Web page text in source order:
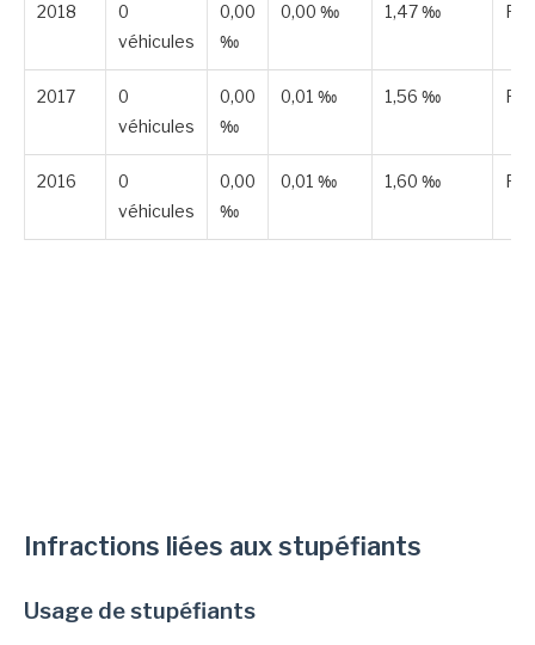
2018
0
véhicules
0,00
‰
0,00 ‰ 1,47 ‰
2017
0
véhicules
0,00
‰
0,01 ‰ 1,56 ‰
2016
0
véhicules
0,00
‰
0,01 ‰ 1,60 ‰
Infractions liées aux stupéfiants
Usage de stupéfiants